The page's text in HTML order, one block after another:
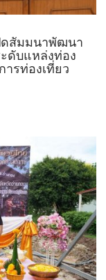
ดสัมมนาพัฒนา
ดับแหล่งท่อง
รท่องเที่ยว